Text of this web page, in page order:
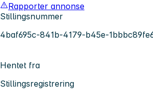
Rapporter annonse
Stillingsnummer
4baf695c-841b-4179-b45e-
Hentet fra
Stillingsregistrering